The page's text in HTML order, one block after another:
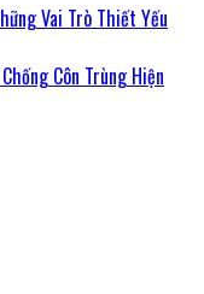
Vai Trò Thiết Yếu
Côn Trùng Hiện